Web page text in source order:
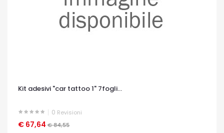
Kit adesivi "car tattoo 1" 7fogli...
0 Revisioni
€ 67,64 € 84,55
OCCHIATA VELOCE